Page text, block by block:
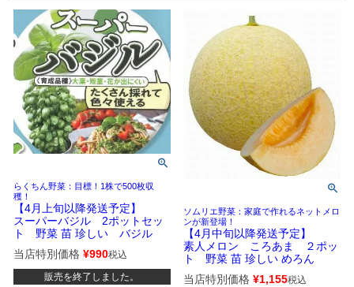
らくちん野菜：目標！1株で500枚収
穫！
【4月上旬以降発送予定】
スーパーバジル 2ポットセッ
ト 野菜 苗 珍しい バジル
当店特別価格 ¥990税込
販売を終了しました。
ソムリエ野菜：家庭で作れるネットメロ
ンが新登場！
【4月中旬以降発送予定】
素人メロン ころあま ２ポッ
ト 野菜 苗 珍しい めろん
当店特別価格 ¥1,155税込